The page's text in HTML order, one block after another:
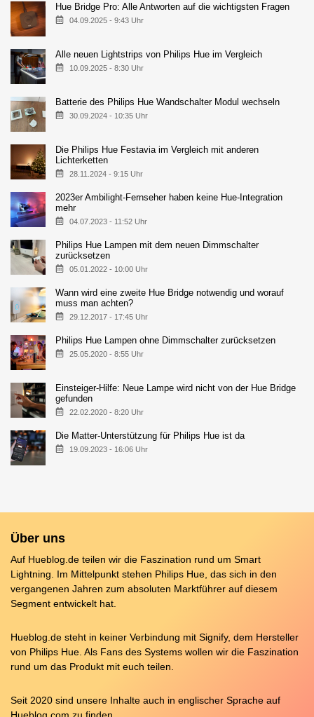
Hue Bridge Pro: Alle Antworten auf die wichtigsten Fragen
04.09.2025 - 9:43 Uhr
Alle neuen Lightstrips von Philips Hue im Vergleich
10.09.2025 - 8:30 Uhr
Batterie des Philips Hue Wandschalter Modul wechseln
30.09.2024 - 10:35 Uhr
Die Philips Hue Festavia im Vergleich mit anderen
Lichterketten
28.11.2024 - 9:15 Uhr
2023er Ambilight-Fernseher haben keine Hue-Integration
mehr
04.07.2023 - 11:52 Uhr
Philips Hue Lampen mit dem neuen Dimmschalter
zurücksetzen
05.01.2022 - 10:00 Uhr
Wann wird eine zweite Hue Bridge notwendig und worauf
muss man achten?
29.12.2017 - 17:45 Uhr
Philips Hue Lampen ohne Dimmschalter zurücksetzen
25.05.2020 - 8:55 Uhr
Einsteiger-Hilfe: Neue Lampe wird nicht von der Hue Bridge
gefunden
22.02.2020 - 8:20 Uhr
Die Matter-Unterstützung für Philips Hue ist da
19.09.2023 - 16:06 Uhr
Über uns
Auf Hueblog.de teilen wir die Faszination rund um Smart
Lightning. Im Mittelpunkt stehen Philips Hue, das sich in den
vergangenen Jahren zum absoluten Marktführer auf diesem
Segment entwickelt hat.
Hueblog.de steht in keiner Verbindung mit Signify, dem Hersteller
von Philips Hue. Als Fans des Systems wollen wir die Faszination
rund um das Produkt mit euch teilen.
Seit 2020 sind unsere Inhalte auch in englischer Sprache auf